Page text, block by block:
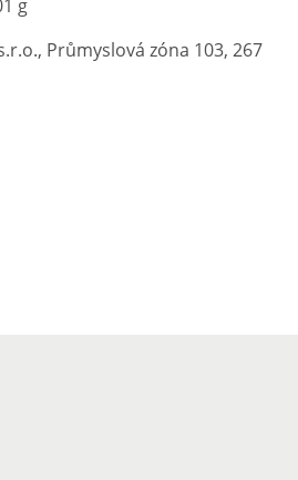
g
Průmyslová zóna 103, 267